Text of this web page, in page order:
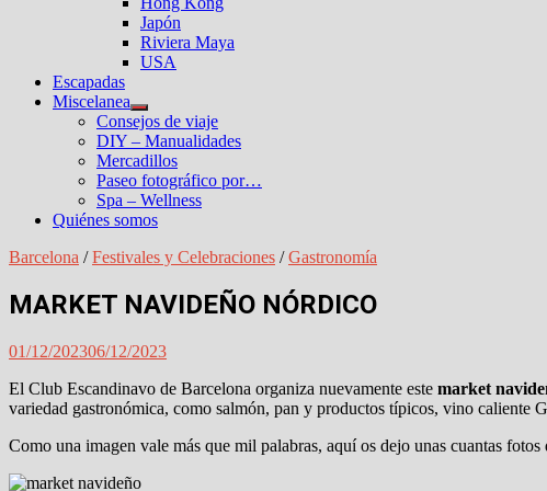
Japón
Riviera Maya
USA
Escapadas
Miscelanea
Mostrar
el
submenú
Consejos de viaje
DIY – Manualidades
Mercadillos
Paseo fotográfico por…
Spa – Wellness
Quiénes somos
Barcelona /Festivales y Celebraciones /Gastronomía
MARKET NAVIDEÑO NÓRDICO
01/12/202306/12/2023
El Club Escandinavo de Barcelona organiza nuevamente este market
variedad gastronómica, como salmón, pan y productos típicos, vino caliente
Como una imagen vale más que mil palabras, aquí os dejo unas cuantas